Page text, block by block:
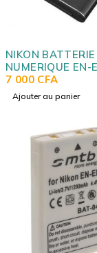
NIKON BATTERIE
NUMERIQUE EN-
7 000 CFA
Ajouter au panier